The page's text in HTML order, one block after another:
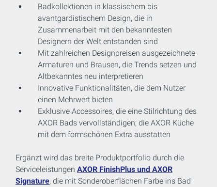
Badkollektionen in klassischem bis
avantgardistischem Design, die in
Zusammenarbeit mit den bekanntesten
Designern der Welt entstanden sind
Mit zahlreichen Designpreisen ausgezeichnete
Armaturen und Brausen, die Trends setzen und
Altbekanntes neu interpretieren
Innovative Funktionalitäten, die dem Nutzer
einen Mehrwert bieten
Exklusive Accessoires, die eine Stilrichtung des
AXOR Bads vervollständigen; die AXOR Küche
mit dem formschönen Extra ausstatten
Ergänzt wird das breite Produktportfolio durch die
Serviceleistungen AXOR FinishPlus und AXOR
Signature, die mit Sonderoberflächen Farbe ins Bad